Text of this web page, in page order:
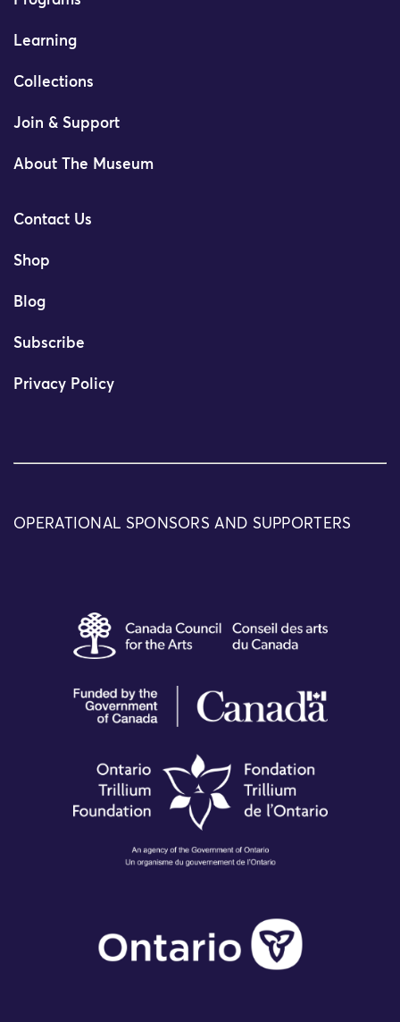
Learning
Collections
Join & Support
About The Museum
Contact Us
Shop
Blog
Subscribe
Privacy Policy
OPERATIONAL SPONSORS AND SUPPORTERS